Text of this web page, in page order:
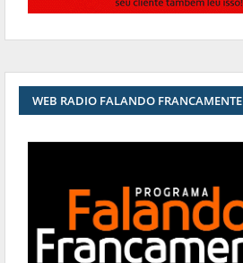
WEB RADIO FALANDO FRANCAMENTE